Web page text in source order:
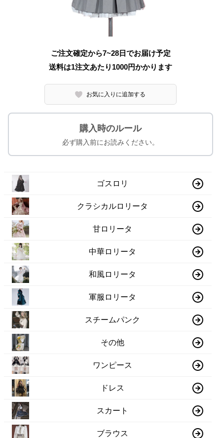
ご注文確定から7~28日でお届け予定
送料は1注文あたり 1000円かかります
お気に入りに追加する
購入時のルール
必ず購入前にお読みください。
ゴスロリ
クラシカルロリータ
甘ロリータ
中華ロリータ
和風ロリータ
軍服ロリータ
スチームパンク
その他
ワンピース
ドレス
スカート
ブラウス